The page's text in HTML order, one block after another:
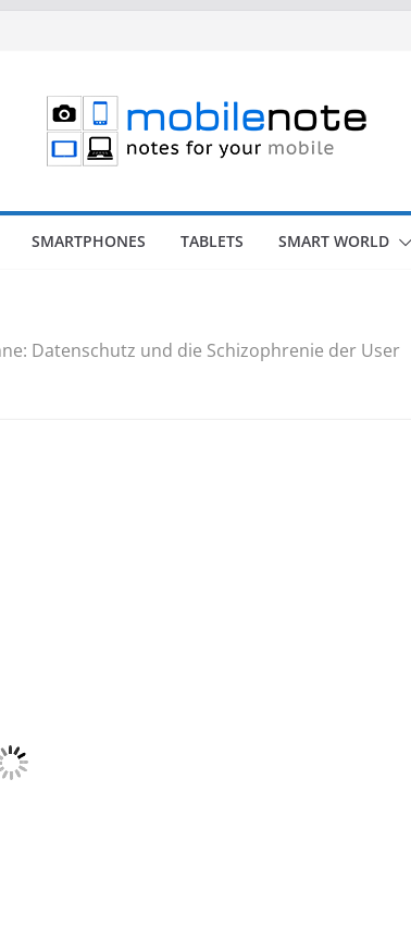
SMARTPHONES TABLETS SMART WORLD
Datenschutz und die Schizophrenie der User